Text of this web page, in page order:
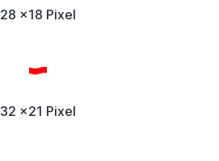
28 x18 Pixel
32 x21 Pixel